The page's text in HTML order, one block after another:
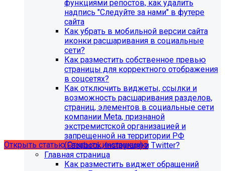
С 1 февраля 2023 года ограничена
поддержка продуктов 1С-Битрикс на
PHP версии ниже 8.0. Рекомендуемая
версия PHP - 8.1 и выше
Открыть статьюОткрыть инструкцию
функциями репостов, как удалить
надпись "Следуйте за нами" в футере
сайта
Как убрать в мобильной версии сайта
иконки расшаривания в социальные
сети?
Как разместить собственное превью
страницы для корректного отображения
в соцсетях?
Как отключить виджеты, ссылки и
возможность расшаривания разделов,
страниц, элементов в социальные сети
компании Meta, признаной
экстремистской организацией и
запрещенной на территории РФ
(Facebook, Instagram) и Twitter?
Главная страница
Как разместить виджет обращений